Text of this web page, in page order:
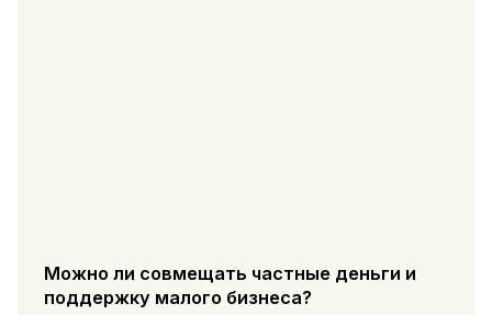
Можно ли совмещать частные деньги и
поддержку малого бизнеса?